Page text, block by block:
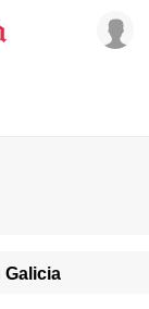
Galicia